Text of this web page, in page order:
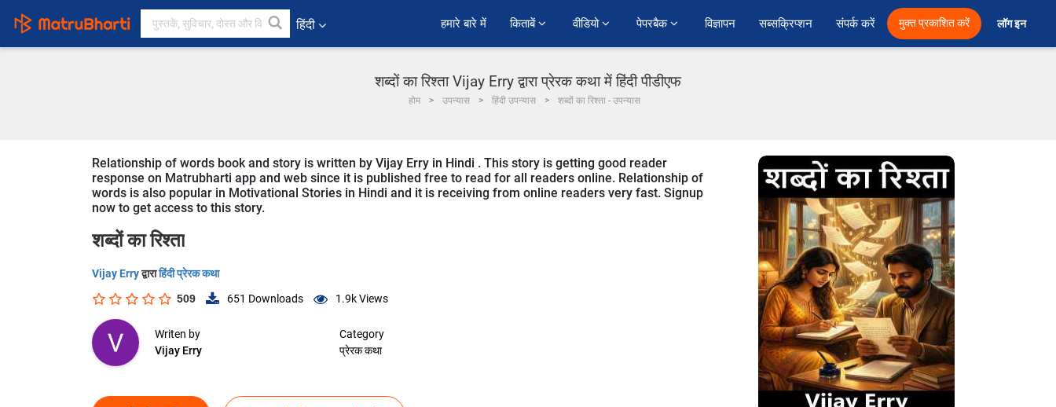
हिंदी हमारे बारे में किताबें वीडियो पेपरबैक विज्ञापन सब्सक्रिप्शन संपर्क करें मुक्त प्रकाशित करें लॉग इन
शब्दों का रिश्ता Vijay Erry द्वारा प्रेरक कथा में हिंदी पीडीएफ
होम उपन्यास हिंदी उपन्यास शब्दों का रिश्ता - उपन्यास
Relationship of words book and story is written by Vijay Erry in Hindi . This story is getting good reader
response on Matrubharti app and web since it is published free to read for all readers online. Relationship of
words is also popular in Motivational Stories in Hindi and it is receiving from online readers very fast. Signup
now to get access to this story.
शब्दों का रिश्ता
Vijay Erryद्वाराहिंदी प्रेरक कथा
509 651 Downloads 1.9kViews
Writen by
Vijay Erry
Category
प्रेरक कथा